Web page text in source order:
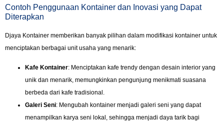
Contoh Penggunaan Kontainer dan Inovasi yang Dapat
Diterapkan
Djaya Kontainer memberikan banyak pilihan dalam modifikasi kontainer untuk
menciptakan berbagai unit usaha yang menarik:
Kafe Kontainer: Menciptakan kafe trendy dengan desain interior yang
unik dan menarik, memungkinkan pengunjung menikmati suasana
berbeda dari kafe tradisional.
Galeri Seni: Mengubah kontainer menjadi galeri seni yang dapat
menampilkan karya seni lokal, sehingga menjadi daya tarik bagi